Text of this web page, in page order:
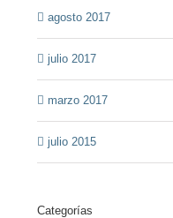
agosto 2017
julio 2017
marzo 2017
julio 2015
Categorías